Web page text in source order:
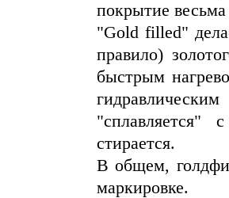
покрытие весьма
"Gold filled"
правило)
быстрым
стирается.
В общем,
маркировке.